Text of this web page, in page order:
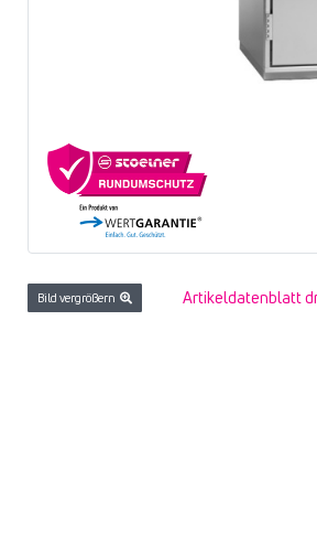
Bild vergrößern Artikeldatenblatt